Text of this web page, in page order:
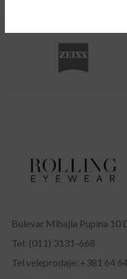
Bulevar Mihajla Pupina 10
Tel: (011) 3131-668
Tel veleprodaje: +381 64